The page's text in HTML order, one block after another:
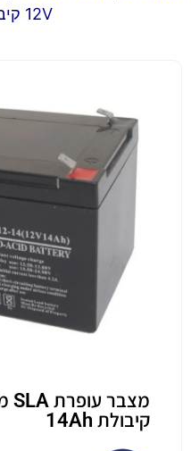
12V קיבולת 14Ah
קיבולת 14Ah